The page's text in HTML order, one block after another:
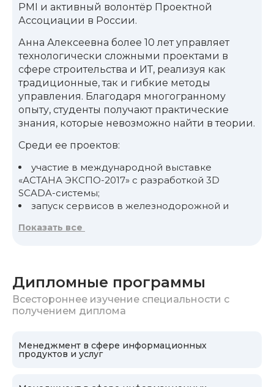
PMI и активный волонтёр Проектной
Ассоциации в России.
Анна Алексеевна более 10 лет управляет
технологически сложными проектами в
сфере строительства и ИТ, реализуя как
традиционные, так и гибкие методы
управления. Благодаря многогранному
опыту, студенты получают практические
знания, которые невозможно найти в теории.
Среди ее проектов:
участие в международной выставке
«АСТАНА ЭКСПО-2017» с разработкой 3D
SCADA-системы;
запуск сервисов в железнодорожной и
abc-lom.ru);
На занятиях с Анной Алексеевной студенты
учатся применятьScrum
заказчика, и исполнителя — от идеи до
внедрения. Осваивают навыки управления:
Показать все
Дипломные программы
Всестороннее изучение специальности с
получением диплома
Менеджмент в сфере информационных
продуктов и услуг